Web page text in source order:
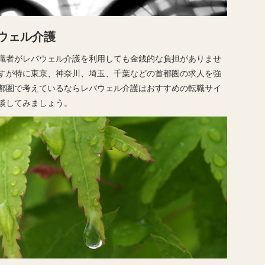
ェル介護
者がレバウェル介護を利用しても金銭的な負担がありませ
が特に東京、神奈川、埼玉、千葉などの首都圏の求人を強
圏で考えているならレバウェル介護はおすすめの転職サイ
てみましょう。